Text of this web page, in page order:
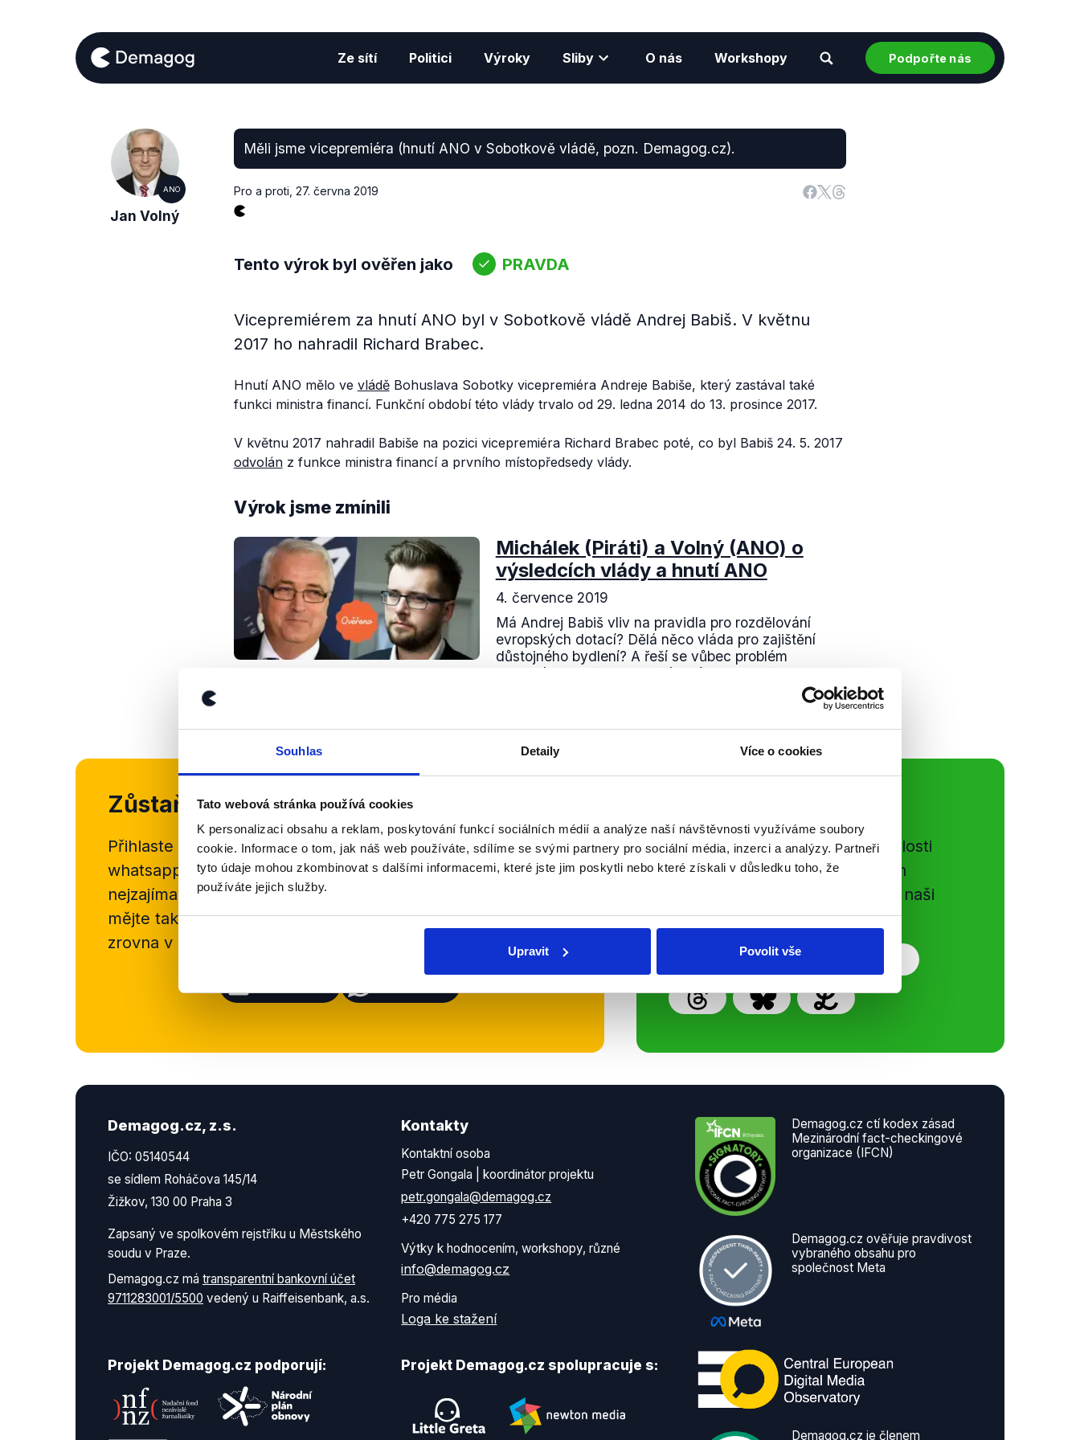
Souhlas Detaily Více o cookies
Tato webová stránka používá cookies
K personalizaci obsahu a reklam, poskytování funkcí sociálních médií a analýze naší návštěvnosti využíváme soubory
cookie. Informace o tom, jak náš web používáte, sdílíme se svými partnery pro sociální média, inzerci a analýzy. Partneři
tyto údaje mohou zkombinovat s dalšími informacemi, které jste jim poskytli nebo které získali v důsledku toho, že
používáte jejich služby.
Upravit Povolit vše
Ze sítí Politici Výroky Sliby O nás Workshopy Podpořte nás
ANO
Jan Volný
Měli jsme vicepremiéra (hnutí ANO v Sobotkově vládě, pozn. Demagog.cz).
Pro a proti 27. června 2019
Tento výrok byl ověřen jako PRAVDA
Vicepremiérem za hnutí ANO byl v Sobotkově vládě Andrej Babiš. V květnu
2017 ho nahradil Richard Brabec.
Hnutí ANO mělo ve vláděBohuslava Sobotky vicepremiéra Andreje Babiše, který zastával také
funkci ministra financí. Funkční období této vlády trvalo od 29. ledna 2014 do 13. prosince 2017.
V květnu 2017 nahradil Babiše na pozici vicepremiéra Richard Brabec poté, co byl Babiš 24. 5. 2017
odvolánz funkce ministra financí a prvního místopředsedy vlády.
Výrok jsme zmínili
Michálek (Piráti) a Volný (ANO) o
výsledcích vlády a hnutí ANO
4. července 2019
Má Andrej Babiš vliv na pravidla pro rozdělování
evropských dotací? Dělá něco vláda pro zajištění
důstojného bydlení? A řeší se vůbec problém
exekucí? Nad těmito i dalšími tématy se přeli...
Zůstaňme v kontaktu
Přihlaste se k odběru našehonewsletteru nebo
whatsappového kanálu, kde pravidelně přinášíme shrnutí
nejzajímavějších článků a analýz. Začněte nás odebírat, a
mějte tak přehled o tom, jaké dezinformace a nepravdy se
zrovna v Česku šíří.
Nenechte si ujít nejnovější události
z Demagog.cz. Sdílením našich
příspěvků přátelům podpoříte naši
práci.
Demagog.cz, z.s.
IČO: 05140544
se sídlem Roháčova 145/14
Žižkov, 130 00 Praha 3
Zapsaný ve spolkovém rejstříku u Městského
soudu v Praze.
Demagog.cz má transparentní bankovní účet
9711283001/5500 vedený u Raiffeisenbank, a.s.
Kontakty
Kontaktní osoba
Petr Gongala | koordinátor projektu
petr.gongala@demagog.cz
+420 775 275 177
Výtky k hodnocením, workshopy, různé
info@demagog.cz
Pro média
Loga ke stažení
Projekt Demagog.cz podporují: Projekt Demagog.cz spolupracuje s:
Demagog.cz ctí kodex zásad
Mezinárodní fact-checkingové
organizace (IFCN)
Demagog.cz ověřuje pravdivost
vybraného obsahu pro
společnost Meta
Demagog.cz je členem